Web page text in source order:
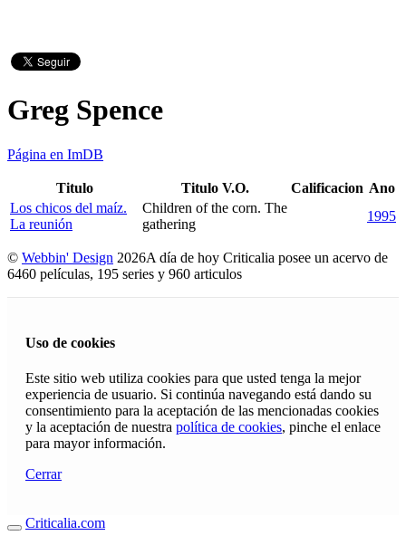
Greg Spence
Página en ImDB
Titulo Titulo V.O. Calificacion Ano
Los chicos del maíz.
La reunión
Children of the corn. The
gathering
1995
© Webbin' Design 2026A día de hoy Criticalia posee un acervo de
6460 películas, 195 series y 960 articulos
Uso de cookies
Este sitio web utiliza cookies para que usted tenga la mejor
experiencia de usuario. Si continúa navegando está dando su
consentimiento para la aceptación de las mencionadas cookies
y la aceptación de nuestra política de cookies, pinche el enlace
para mayor información.
Cerrar
Criticalia.com